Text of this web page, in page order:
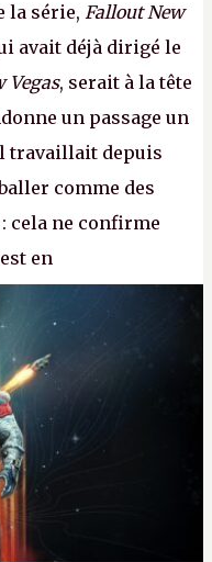
la série, Fallout New
avait déjà dirigé le
Vegas, serait à la tête
un passage un
travaillait depuis
comme des
cela ne confirme
en
sait, ils bossent
Fallout vs. Les
n'est plus
Mais bon, OK, on
A.